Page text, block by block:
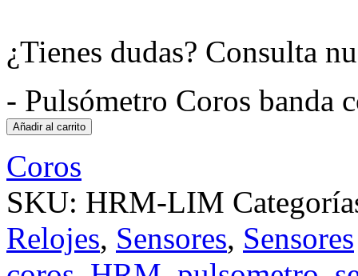
¿Tienes dudas? Consulta
- Pulsómetro Coros banda
Añadir al carrito
Coros
SKU: HRM-LIM
Relojes, Sensores, Sensores